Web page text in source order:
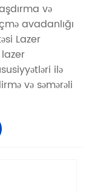
və
avadanlığı
Lazer
lazer
ilə
və səmərəli